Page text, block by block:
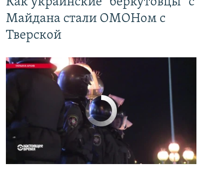
Майдана стали ОМОНом с
Тверской
No media source currently available